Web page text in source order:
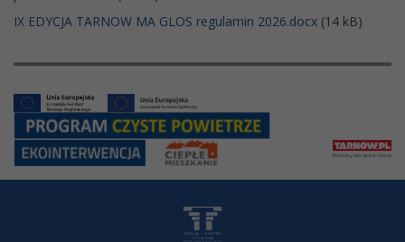
IX EDYCJA TARNOW MA GLOS regulamin 2026.docx (14 kB)